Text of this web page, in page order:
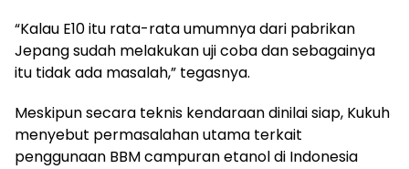
“Kalau E10 itu rata-rata umumnya dari pabrikan
Jepang sudah melakukan uji coba dan sebagainya
itu tidak ada masalah,” tegasnya.
Meskipun secara teknis kendaraan dinilai siap, Kukuh
menyebut permasalahan utama terkait
penggunaan BBM campuran etanol di Indonesia